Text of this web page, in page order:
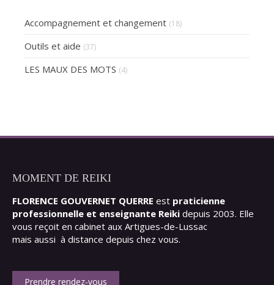
Accompagnement et changement (18)
Outils et aide (37)
LES MAUX DES MOTS (4)
MOMENT DE REIKI
FLORENCE GOUVERNET QUERRE est praticienne
professionnelle et enseignante Reiki depuis 2003. Elle
vous reçoit en cabinet aux Artigues-de-Lussac
mais aussi à distance depuis chez vous.
Prendre rendez-vous